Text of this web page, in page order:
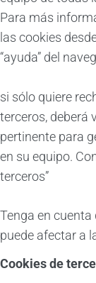
Para más
las cookies
“ayuda” del
si sólo quiere
terceros, deberá
pertinente para
en su equipo.
terceros”
Tenga en
puede afectar a
Cookies de